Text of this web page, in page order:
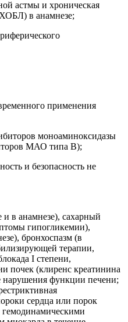
астмы и хроническая
в анамнезе;
применения
моноаминоксидазы
МАО типа В);
и безопасность не
и в анамнезе), сахарный
гипогликемии),
бронхоспазм (в
терапии,
I степени,
почек (клиренс креатинина
функции печени;
сердца или порок